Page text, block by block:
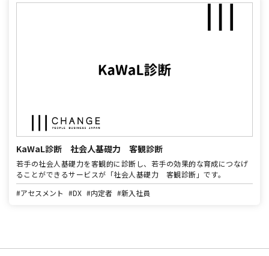
KaWaL診断 社会人基礎力 客観診断
若手の社会人基礎力を客観的に診断し、若手の効果的な育成につなげ
ることができるサービスが「社会人基礎力 客観診断」です。
#アセスメント #DX #内定者 #新入社員